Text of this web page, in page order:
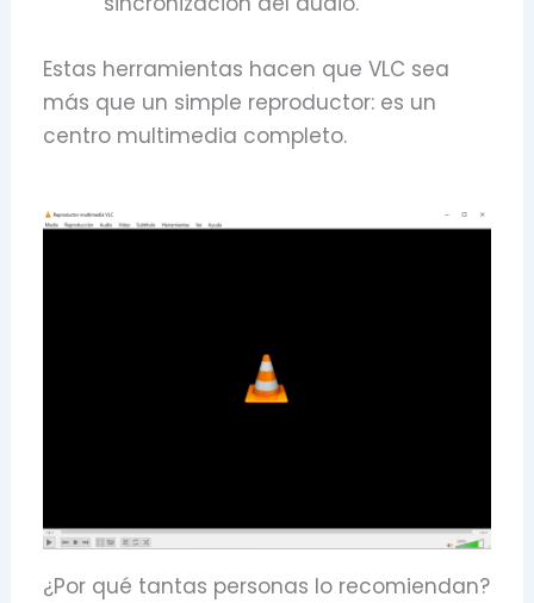
Estas herramientas hacen que VLC sea
más que un simple reproductor: es un
centro multimedia completo.
¿Por qué tantas personas lo recomiendan?